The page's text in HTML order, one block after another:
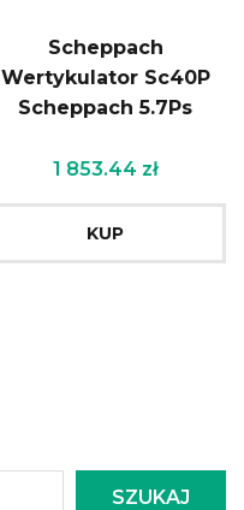
Scheppach
Wertykulator Sc40P
Scheppach 5.7Ps
1 853.44 zł
KUP
SZUKAJ